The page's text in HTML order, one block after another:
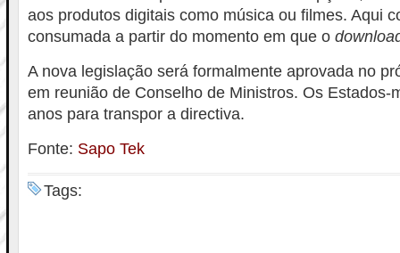
aos produtos digitais como música ou filmes. Aqui
consumada a partir do momento em que o
A nova legislação será formalmente aprovada no
em reunião de Conselho de Ministros. Os Estados-
anos para transpor a directiva.
Fonte: Sapo Tek
Tags: